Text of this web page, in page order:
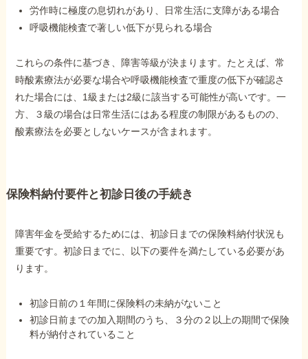
労作時に極度の息切れがあり、日常生活に支障がある場合
呼吸機能検査で著しい低下が見られる場合
これらの条件に基づき、障害等級が決まります。たとえば、常
時酸素療法が必要な場合や呼吸機能検査で重度の低下が確認さ
れた場合には、1級または2級に該当する可能性が高いです。一
方、３級の場合は日常生活にはある程度の制限があるものの、
酸素療法を必要としないケースが含まれます。
保険料納付要件と初診日後の手続き
障害年金を受給するためには、初診日までの保険料納付状況も
重要です。初診日までに、以下の要件を満たしている必要があ
ります。
初診日前の１年間に保険料の未納がないこと
初診日前までの加入期間のうち、３分の２以上の期間で保険
料が納付されていること